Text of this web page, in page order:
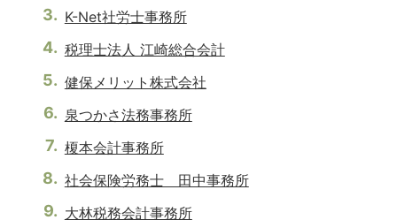
K-Net社労士事務所
税理士法人 江崎総合会計
健保メリット株式会社
泉つかさ法務事務所
榎本会計事務所
社会保険労務士 田中事務所
大林税務会計事務所